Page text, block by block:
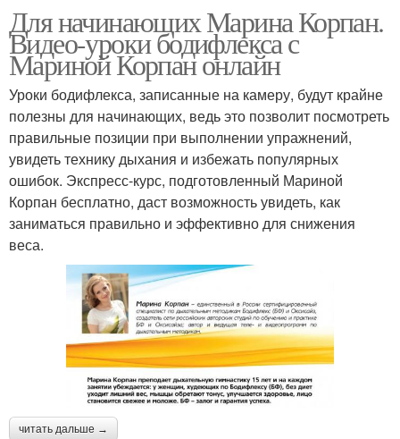
Для начинающих Марина Корпан.
Видео-уроки бодифлекса с
Мариной Корпан онлайн
Уроки бодифлекса, записанные на камеру, будут крайне
полезны для начинающих, ведь это позволит посмотреть
правильные позиции при выполнении упражнений,
увидеть технику дыхания и избежать популярных
ошибок. Экспресс-курс, подготовленный Мариной
Корпан бесплатно, даст возможность увидеть, как
заниматься правильно и эффективно для снижения
веса.
читать дальше →